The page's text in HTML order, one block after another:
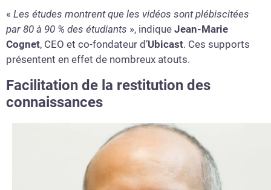
« Les études montrent que les vidéos sont plébiscitées
par 80 à 90 % des étudiants », indique Jean-Marie
Cognet, CEO et co-fondateur d’Ubicast. Ces supports
présentent en effet de nombreux atouts.
Facilitation de la restitution des
connaissances